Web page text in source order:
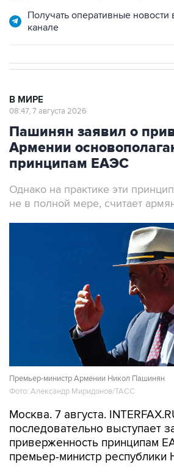
Получать оперативные
канале
В МИРЕ
08:47, 7 августа 2026
Пашинян заявил о
Армении
принципам ЕАЭС
Однако на практике эти
не в полной мере, считает
Премьер-министр Армении Никол Пашинян
Фото: Александр Миридонов/ТАСС
Москва. 7 августа.
последовательно выступает
приверженность принципам
премьер-министр